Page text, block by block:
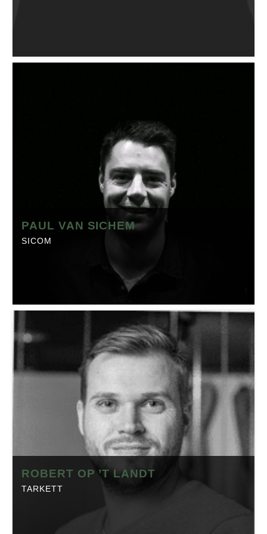
PATRICK VAN DER SPEK
Telefoon:
0492-593300
Website:nl.elis.com
Branche:Textiel
Locatie:Helmond
Made in Brabant is onderdeel van Regio Business, dé
Brabantse Business Community. Klik op onderstaande
met daarop artikelen, events en de laatste
nieuwsberichten.
PAUL VAN SICHEM
SICOM
PAUL VAN SICHEM
Sicom
Positie:Eigenaar
Telefoon:
0162-670403
Website:
sichem.nl
Branche:
Textiel
Locatie:Made
Made in Brabant is onderdeel van Regio Business, dé
Brabantse Business Community. Klik op onderstaande
ROBERT OP ’T LANDT
TARKETT